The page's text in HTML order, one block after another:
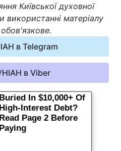
Київської духовної
використанні матеріалу
в Telegram
в Viber